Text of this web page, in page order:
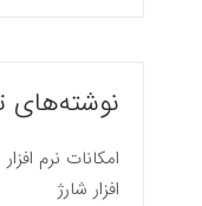
نوشته‌های
امکانات نرم
افزار شارژ